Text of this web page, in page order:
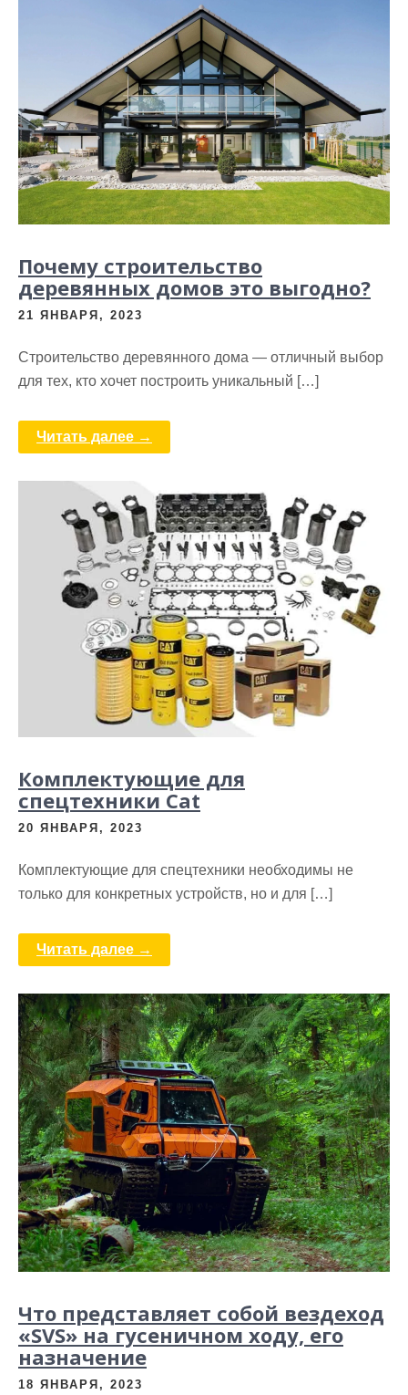
Почему строительство
деревянных домов это выгодно?
21 ЯНВАРЯ, 2023
Строительство деревянного дома — отличный выбор
для тех, кто хочет построить уникальный […]
Читать далее →
Комплектующие для
спецтехники Cat
20 ЯНВАРЯ, 2023
Комплектующие для спецтехники необходимы не
только для конкретных устройств, но и для […]
Читать далее →
Что представляет собой вездеход
«SVS» на гусеничном ходу, его
назначение
18 ЯНВАРЯ, 2023